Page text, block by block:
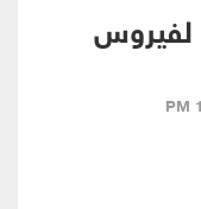
لفيروس